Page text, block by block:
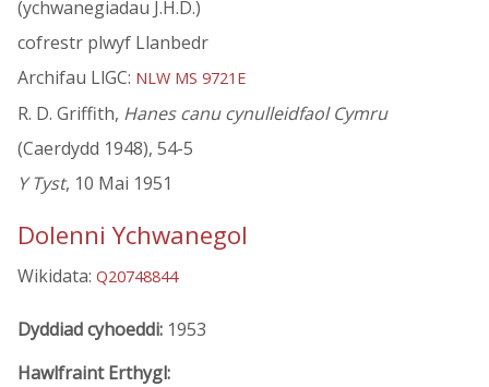
(ychwanegiadau J.H.D.)
cofrestr plwyf Llanbedr
Archifau LlGC: NLW MS 9721E
R. D. Griffith, Hanes canu cynulleidfaol Cymru
(Caerdydd 1948), 54-5
Y Tyst, 10 Mai 1951
Dolenni Ychwanegol
Wikidata: Q20748844
Dyddiad cyhoeddi: 1953
Hawlfraint Erthygl: